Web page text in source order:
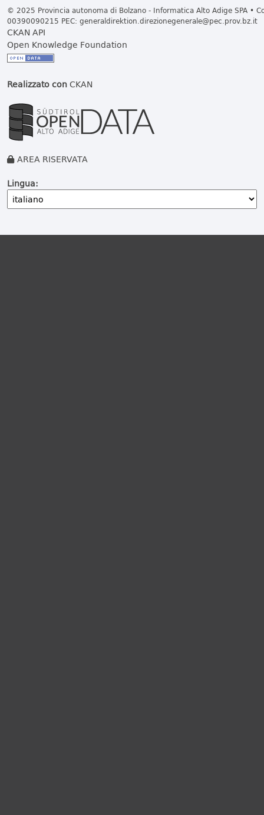
© 2025 Provincia autonoma di Bolzano - Informatica Alto Adige SPA •
00390090215 PEC: generaldirektion.direzionegenerale@pec.prov.bz.it
CKAN API
Open Knowledge Foundation
Realizzato conCKAN
AREA RISERVATA
Lingua